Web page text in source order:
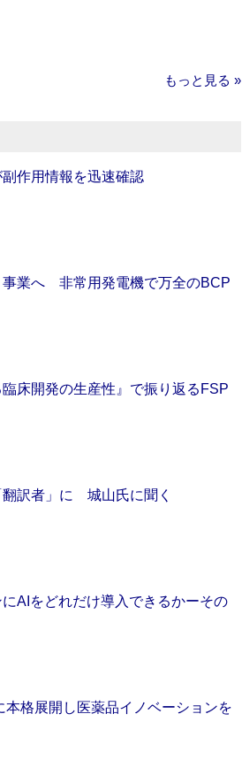
もっと見る »
作用情報を迅速確認
事業へ 非常用発電機で万全のBCP
床開発の生産性』で振り返るFSP
翻訳者」に 城山氏に聞く
AIをどれだけ導入できるかーその
格展開し医薬品イノベーションを